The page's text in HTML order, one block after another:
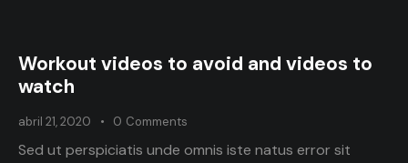
Workout videos to avoid and videos to
watch
abril 21, 2020 0 Comments
Sed ut perspiciatis unde omnis iste natus error sit